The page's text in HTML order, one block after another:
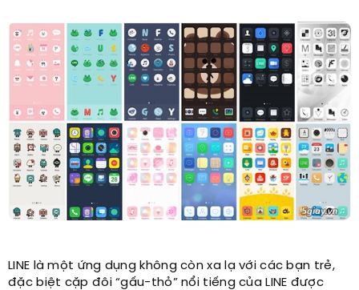
LINE là một ứng dụng không còn xa lạ với các bạn trẻ,
đặc biệt cặp đôi “gấu-thỏ” nổi tiếng của LINE được